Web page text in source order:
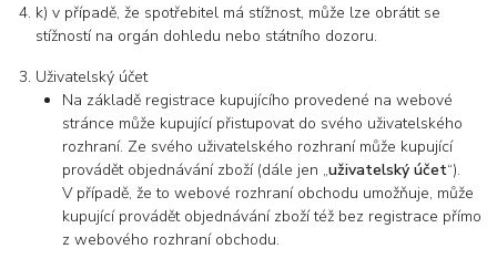
k) v případě, že spotřebitel má stížnost, může lze obrátit se
stížností na orgán dohledu nebo státního dozoru.
Uživatelský účet
Na základě registrace kupujícího provedené na webové
stránce může kupující přistupovat do svého uživatelského
rozhraní. Ze svého uživatelského rozhraní může kupující
provádět objednávání zboží (dále jen „uživatelský účet“).
V případě, že to webové rozhraní obchodu umožňuje, může
kupující provádět objednávání zboží též bez registrace přímo
z webového rozhraní obchodu.